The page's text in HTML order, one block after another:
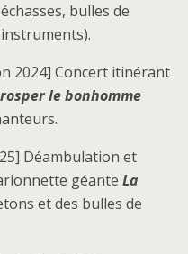
bulles de
2024] Concert itinérant
le bonhomme
Déambulation et
géante La
et des bulles de